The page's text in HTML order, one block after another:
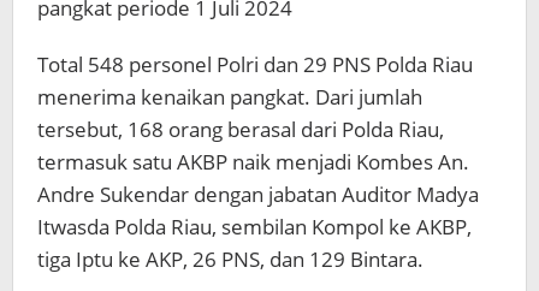
pangkat periode 1 Juli 2024
Total 548 personel Polri dan 29 PNS Polda Riau
menerima kenaikan pangkat. Dari jumlah
tersebut, 168 orang berasal dari Polda Riau,
termasuk satu AKBP naik menjadi Kombes An.
Andre Sukendar dengan jabatan Auditor Madya
Itwasda Polda Riau, sembilan Kompol ke AKBP,
tiga Iptu ke AKP, 26 PNS, dan 129 Bintara.